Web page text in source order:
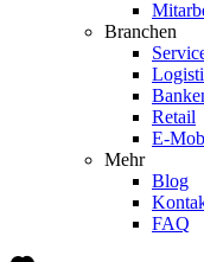
Branchen
Retail
E-
Mehr
Blog
FAQ